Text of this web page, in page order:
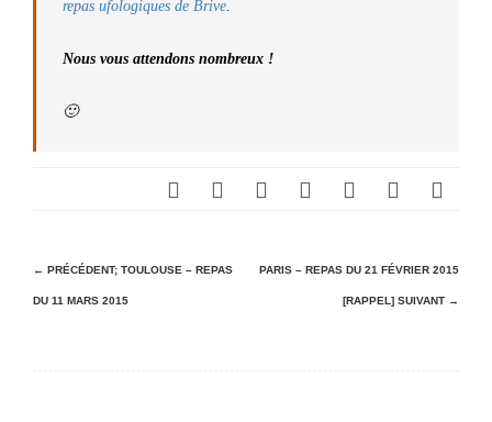
repas ufologiques de Brive.
Nous vous attendons nombreux !
🙂
N
a
← PRÉCÉDENT; TOULOUSE – REPAS
DU 11 MARS 2015
PARIS – REPAS DU 21 FÉVRIER 2015
[RAPPEL] SUIVANT →